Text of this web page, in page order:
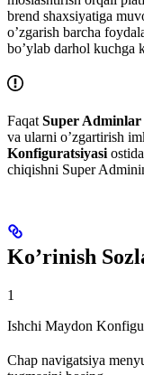
brend shaxsiyatiga
o’zgarish barcha
bo’ylab darhol
Faqat Super Adminlar
va ularni o’zgartirish
Konfiguratsiyasi
chiqishni Super
Ko’rinish
1
Ishchi Maydon
Chap navigatsiya